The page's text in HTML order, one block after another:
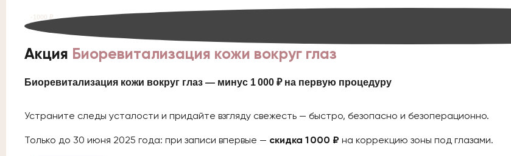
-1000 ₽
Акция Биоревитализация кожи вокруг глаз
Биоревитализация кожи вокруг глаз — минус 1 000 ₽ на первую процедуру
Устраните следы усталости и придайте взгляду свежесть — быстро, безопасно и безоперационно.
Только до 30 июня 2025 года: при записи впервые — скидка 1 000 ₽ на коррекцию зоны под глазами.